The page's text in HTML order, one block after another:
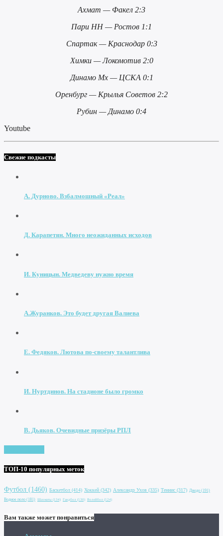
Ахмат — Факел 2:3
Пари НН — Ростов 1:1
Спартак — Краснодар 0:3
Химки — Локомотив 2:0
Динамо Мх — ЦСКА 0:1
Оренбург — Крылья Советов 2:2
Рубин — Динамо 0:4
Youtube
Свежие подкасты
А. Дурново. Взбалмошный «Реал»
Д. Карапетян. Много неожиданных исходов
И. Куницын. Медведеву нужно время
А.Журанков. Это будет другая Валиева
Е. Федяков. Лютова по-своему талантлива
И. Нуртдинов. На стадионе было громко
В. Дьяков. Очевидные призёры РПЛ
ТОП-10 популярных меток
Футбол (1460) Баскетбол (414) Хоккей (342) Александр Ухов (335) Теннис (317) Дзюдо (191)
Водное поло (181) Шахматы (134) Гандбол (130) Волейбол (124)
Вам также может понравиться